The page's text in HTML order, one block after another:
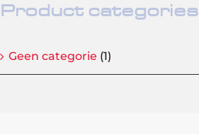
Product categories
Geen categorie (1)